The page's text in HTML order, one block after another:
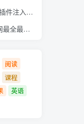
起飞！
支持所有机型
阅读
课程
英语